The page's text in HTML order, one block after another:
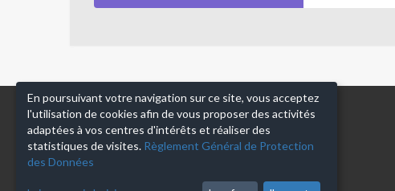
CLAJE
En poursuivant votre navigation sur ce site, vous acceptez
l'utilisation de cookies afin de vous proposer des activités
adaptées à vos centres d'intérêts et réaliser des
statistiques de visites. Règlement Général de Protection
des Données